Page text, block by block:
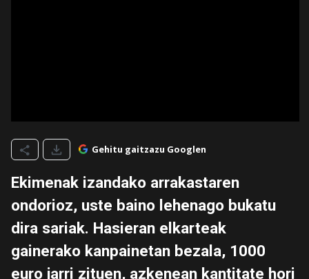
Gehitu gaitzazu Googlen
Ekimenak izandako arrakastaren
ondorioz, uste baino lehenago bukatu
dira sariak. Hasieran elkarteak
gainerako kanpainetan bezala, 1000
euro jarri zituen, azkenean kantitate hori